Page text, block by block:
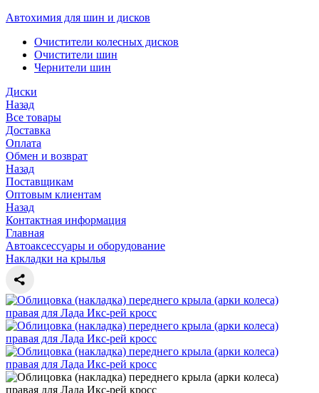
Автохимия для шин и дисков
Очистители колесных дисков
Очистители шин
Чернители шин
Диски
Назад
Все товары
Доставка
Оплата
Обмен и возврат
Назад
Поставщикам
Оптовым клиентам
Назад
Контактная информация
Главная
Автоаксессуары и оборудование
Накладки на крылья